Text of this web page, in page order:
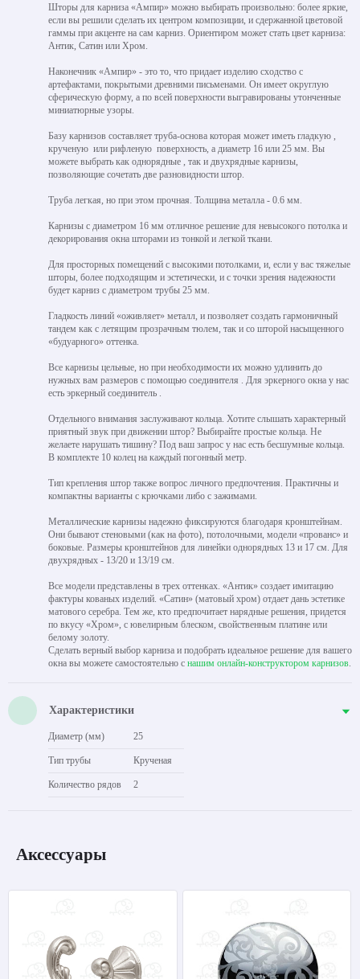
Шторы для карниза «Ампир» можно выбирать произвольно: более яркие,
если вы решили сделать их центром композиции, и сдержанной цветовой
гаммы при акценте на сам карниз. Ориентиром может стать цвет карниза:
Антик, Сатин или Хром.
Наконечник «Ампир» - это то, что придает изделию сходство с
артефактами, покрытыми древними письменами. Он имеет округлую
сферическую форму, а по всей поверхности выгравированы утонченные
миниатюрные узоры.
Базу карнизов составляет труба-основа которая может иметь гладкую ,
крученую или рифленую поверхность, а диаметр 16 или 25 мм. Вы
можете выбрать как однорядные , так и двухрядные карнизы,
позволяющие сочетать две разновидности штор.
Труба легкая, но при этом прочная. Толщина металла - 0.6 мм.
Карнизы с диаметром 16 мм отличное решение для невысокого потолка и
декорирования окна шторами из тонкой и легкой ткани.
Для просторных помещений с высокими потолками, и, если у вас тяжелые
шторы, более подходящим и эстетически, и с точки зрения надежности
будет карниз с диаметром трубы 25 мм.
Гладкость линий «оживляет» металл, и позволяет создать гармоничный
тандем как с летящим прозрачным тюлем, так и со шторой насыщенного
«будуарного» оттенка.
Все карнизы цельные, но при необходимости их можно удлинить до
нужных вам размеров с помощью соединителя . Для эркерного окна у нас
есть эркерный соединитель .
Отдельного внимания заслуживают кольца. Хотите слышать характерный
приятный звук при движении штор? Выбирайте простые кольца. Не
желаете нарушать тишину? Под ваш запрос у нас есть бесшумные кольца.
В комплекте 10 колец на каждый погонный метр.
Тип крепления штор также вопрос личного предпочтения. Практичны и
компактны варианты с крючками либо с зажимами.
Металлические карнизы надежно фиксируются благодаря кронштейнам.
Они бывают стеновыми (как на фото), потолочными, модели «прованс» и
боковые. Размеры кронштейнов для линейки однорядных 13 и 17 см. Для
двухрядных - 13/20 и 13/19 см.
Все модели представлены в трех оттенках. «Антик» создает имитацию
фактуры кованых изделий. «Сатин» (матовый хром) отдает дань эстетике
матового серебра. Тем же, кто предпочитает нарядные решения, придется
по вкусу «Хром», с ювелирным блеском, свойственным платине или
белому золоту.
Сделать верный выбор карниза и подобрать идеальное решение для вашего
окна вы можете самостоятельно с нашим онлайн-конструктором карнизов.
Характеристики
Диаметр (мм) 25
Тип трубы Крученая
Количество рядов 2
Аксессуары